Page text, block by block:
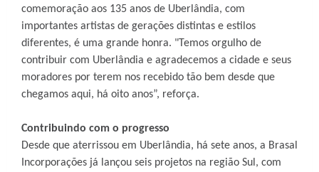
comemoração aos 135 anos de Uberlândia, com
importantes artistas de gerações distintas e estilos
diferentes, é uma grande honra. "Temos orgulho de
contribuir com Uberlândia e agradecemos a cidade e seus
moradores por terem nos recebido tão bem desde que
chegamos aqui, há oito anos”, reforça.
Contribuindo com o progresso
Desde que aterrissou em Uberlândia, há sete anos, a Brasal
Incorporações já lançou seis projetos na região Sul, com